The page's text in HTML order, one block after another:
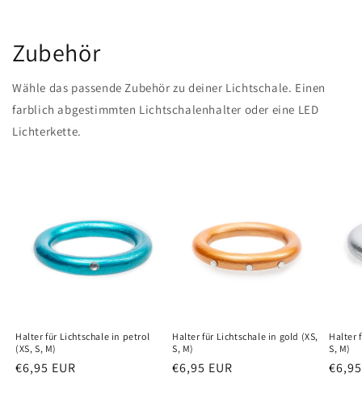
Zubehör
Wähle das passende Zubehör zu deiner Lichtschale. Einen
farblich abgestimmten Lichtschalenhalter oder eine LED
Lichterkette.
Halter für Lichtschale in petrol
(XS, S, M)
Normaler
€6,95 EUR
Halter für Lichtschale in gold (XS,
S, M)
Normaler
€6,95 EUR
Halter
S, M)